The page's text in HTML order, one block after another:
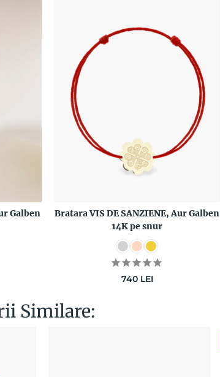
Galben
Bratara VIS DE SANZIENE, Aur Galben
14K pe snur
740 LEI
Similare: